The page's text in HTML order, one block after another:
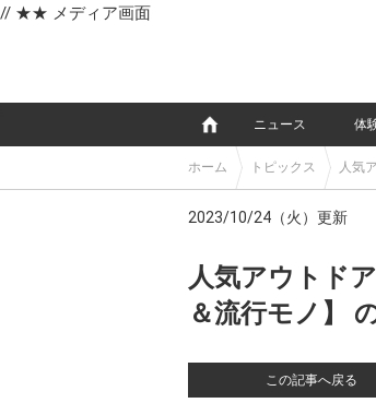
// ★★ メディア画面
ニュース 体
ホーム トピックス 人気
2023/10/24（火）更新
人気アウトド
＆流行モノ】
この記事へ戻る